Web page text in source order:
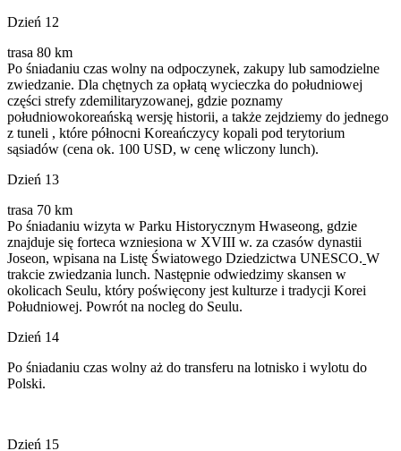
Dzień 12
trasa 80 km
Po śniadaniu czas wolny na odpoczynek, zakupy lub samodzielne
zwiedzanie. Dla chętnych za opłatą wycieczka do południowej
części strefy zdemilitaryzowanej, gdzie poznamy
południowokoreańską wersję historii, a także zejdziemy do jednego
z tuneli , które północni Koreańczycy kopali pod terytorium
sąsiadów (cena ok. 100 USD, w cenę wliczony lunch).
Dzień 13
trasa 70 km
Po śniadaniu wizyta w Parku Historycznym Hwaseong, gdzie
znajduje się forteca wzniesiona w XVIII w. za czasów dynastii
Joseon, wpisana na Listę Światowego Dziedzictwa UNESCO. W
trakcie zwiedzania lunch. Następnie odwiedzimy skansen w
okolicach Seulu, który poświęcony jest kulturze i tradycji Korei
Południowej. Powrót na nocleg do Seulu.
Dzień 14
Po śniadaniu czas wolny aż do transferu na lotnisko i wylotu do
Polski.
Dzień 15